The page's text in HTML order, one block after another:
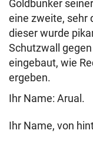
Goldbunker
eine zweite, sehr
dieser wurde
Schutzwall
eingebaut, wie
ergeben.
Ihr Name: Arual.
Ihr Name, von